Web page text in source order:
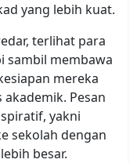
yang lebih kuat.
terlihat para
sambil membawa
mereka
Pesan
yakni
sekolah dengan
besar.